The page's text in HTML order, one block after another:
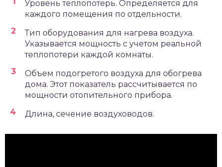
Уровень теплопотерь. Определяется для
каждого помещения по отдельности.
Тип оборудования для нагрева воздуха.
Указывается мощность с учетом реальной
теплопотери каждой комнаты.
Объем подогретого воздуха для обогрева
дома. Этот показатель рассчитывается по
мощности отопительного прибора.
Длина, сечение воздуховодов.